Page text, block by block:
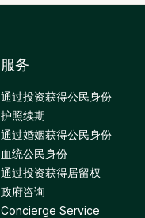
服务
通过投资获得公民身份
护照续期
通过婚姻获得公民身份
血统公民身份
通过投资获得居留权
政府咨询
Concierge Service